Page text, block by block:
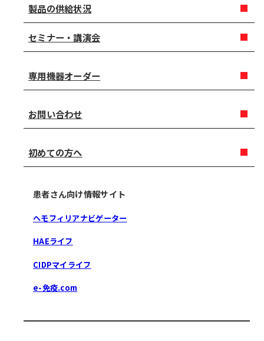
製品の供給状況
セミナー・講演会
専用機器オーダー
お問い合わせ
初めての方へ
患者さん向け情報サイト
ヘモフィリアナビゲーター
HAEライフ
CIDPマイライフ
e-免疫.com